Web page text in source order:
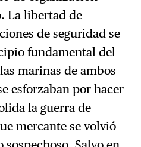
La libertad de
de seguridad se
fundamental del
marinas de ambos
esforzaban por hacer
la guerra de
mercante se volvió